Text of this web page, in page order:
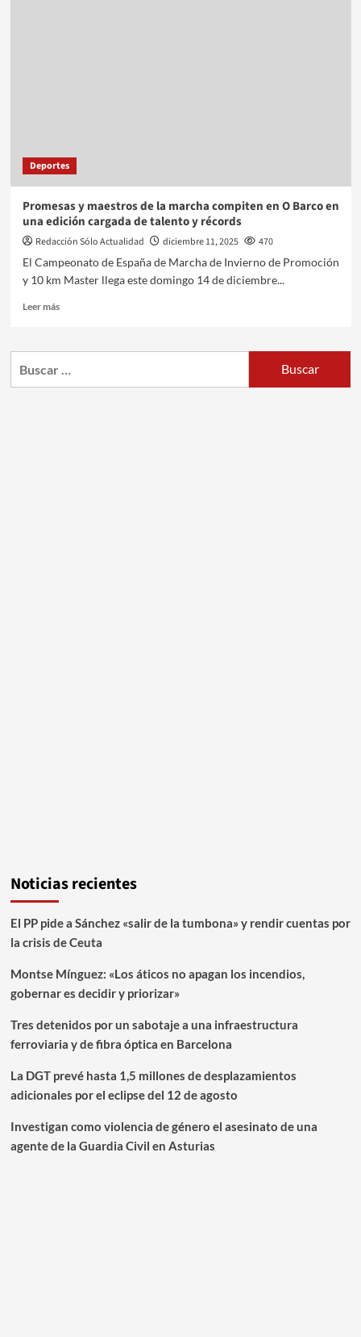
Deportes
Promesas y maestros de la marcha compiten en O Barco en
una edición cargada de talento y récords
Redacción Sólo Actualidad diciembre 11, 2025
470
El Campeonato de España de Marcha de Invierno de Promoción
y 10 km Master llega este domingo 14 de diciembre...
Leer más
Noticias recientes
El PP pide a Sánchez «salir de la tumbona» y rendir cuentas por
la crisis de Ceuta
Montse Mínguez: «Los áticos no apagan los incendios,
gobernar es decidir y priorizar»
Tres detenidos por un sabotaje a una infraestructura
ferroviaria y de fibra óptica en Barcelona
La DGT prevé hasta 1,5 millones de desplazamientos
adicionales por el eclipse del 12 de agosto
Investigan como violencia de género el asesinato de una
agente de la Guardia Civil en Asturias